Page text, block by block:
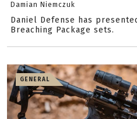
Damian Niemczuk
Daniel Defense has
Breaching Package sets.
GENERAL